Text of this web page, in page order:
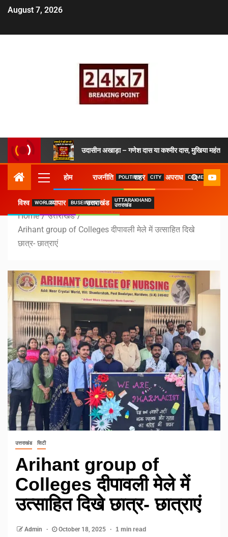
August 7, 2026
उदासीन अखाड़ा – गणेश दास या कश्मीर दास, मुखिया महंत ने
होम राजनीति POLITICSशहर CITY अपराध CRIME
विश्व WORLDव्यापार BUSEINESSउत्तराखंड
UTTARAKHAND
उत्तराखंड
Home
उत्तराखंड
Arihant group of Colleges दीपावली मेले में उत्साहित दिखे
छात्र- छात्राएं
उत्तराखंड सिटी
Arihant group of
Colleges दीपावली मेले में
उत्साहित दिखे छात्र- छात्राएं
Admin October 18, 2025 1 min read